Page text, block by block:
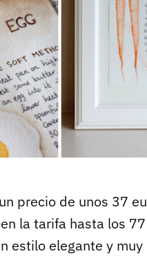
precio de unos 37
la tarifa hasta los
estilo elegante y